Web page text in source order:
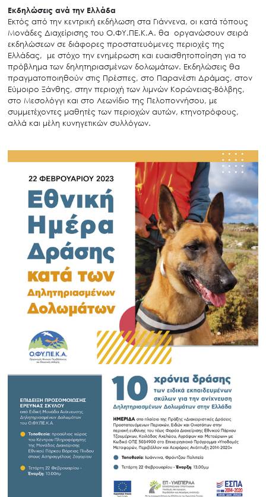
Ο.ΦΥ.ΠΕ.Κ.Α.
Νέα – Δημοσιότητα
Άξονες δράσης
Μ.Δ.Π.Π.
Έργα
Εισιτήρια
Επικοινωνία
Εκδηλώσεις ανά την Ελλάδα
Εκτός από την κεντρική εκδήλωση στα Γιάννενα, οι κατά τόπους
Μονάδες Διαχείρισης του Ο.ΦΥ.ΠΕ.Κ.Α. θα οργανώσουν σειρά
εκδηλώσεων σε διάφορες προστατευόμενες περιοχές της
Ελλάδας, με στόχο την ενημέρωση και ευαισθητοποίηση για το
πρόβλημα των δηλητηριασμένων δολωμάτων. Εκδηλώσεις θα
πραγματοποιηθούν στις Πρέσπες, στο Παρανέστι Δράμας, στον
Εύμοιρο Ξάνθης, στην περιοχή των λιμνών Κορώνειας-Βόλβης,
στο Μεσολόγγι και στο Λεωνίδιο της Πελοποννήσου, με
συμμετέχοντες μαθητές των περιοχών αυτών, κτηνοτρόφους,
αλλά και μέλη κυνηγετικών συλλόγων.